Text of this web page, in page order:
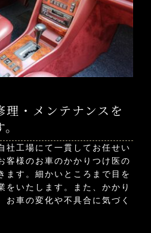
理・メンテナンスを
社工場にて一貫してお任せい
客様のお車のかかりつけ医の
ます。細かいところまで目を
をいたします。また、かかり
お車の変化や不具合に気づく